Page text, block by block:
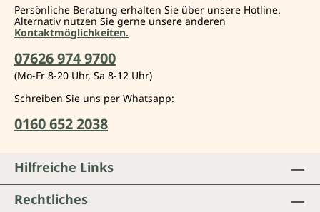
Persönliche Beratung erhalten Sie über unsere Hotline.
Alternativ nutzen Sie gerne unsere anderen
Kontaktmöglichkeiten.
07626 974 9700
(Mo-Fr 8-20 Uhr, Sa 8-12 Uhr)
Schreiben Sie uns per Whatsapp:
0160 652 2038
Hilfreiche Links
Rechtliches